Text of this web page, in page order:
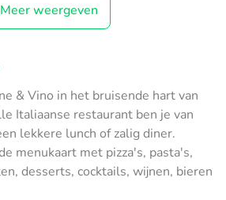
Meer weergeven
& Vino in het bruisende hart van
Italiaanse restaurant ben je van
lekkere lunch of zalig diner.
menukaart met pizza's, pasta's,
desserts, cocktails, wijnen, bieren